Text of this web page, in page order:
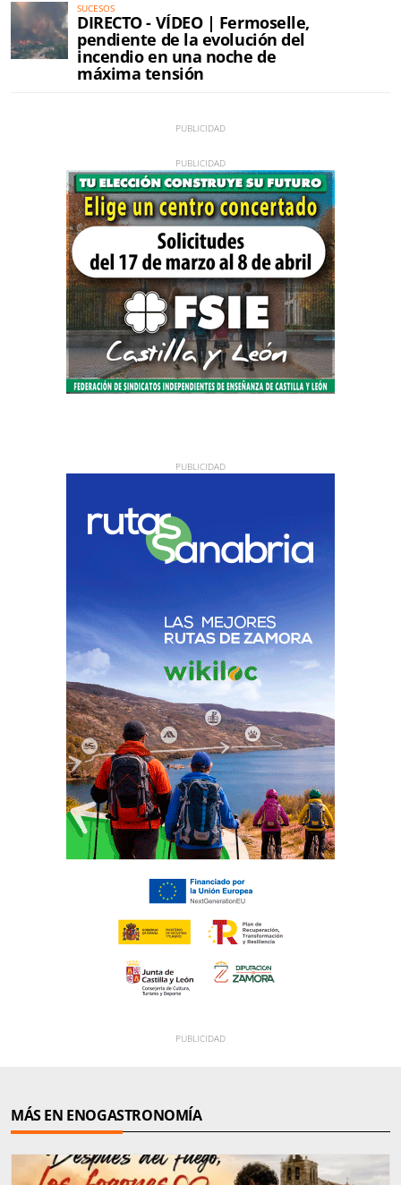
SUCESOS
DIRECTO - VÍDEO | Fermoselle,
pendiente de la evolución del
incendio en una noche de
máxima tensión
MÁS EN ENOGASTRONOMÍA